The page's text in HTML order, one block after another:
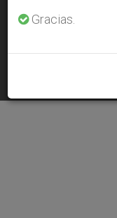
FEB 04, 2013 00:00
Gracias.